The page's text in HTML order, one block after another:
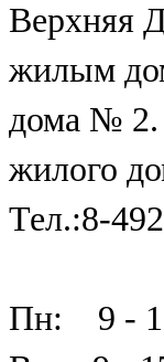
Верхняя
жилым
дома № 2.
жилого
Тел.:8-
Пн: 9 -